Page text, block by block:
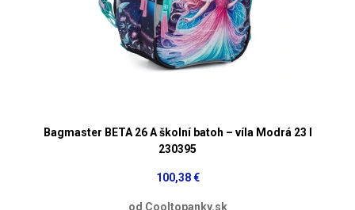
Bagmaster BETA 26 A školní batoh – víla Modrá 23 l
230395
100,38 €
od Cooltopanky.sk